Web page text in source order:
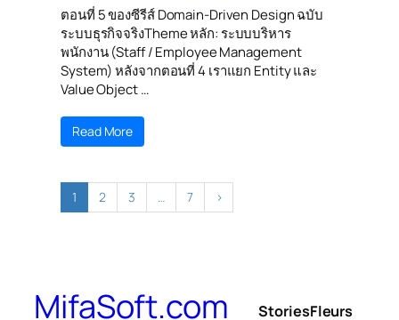
ตอนที่ 5 ของซีรีส์ Domain-Driven Design ฉบับ
ระบบธุรกิจจริงTheme หลัก: ระบบบริหาร
พนักงาน (Staff / Employee Management
System) หลังจากตอนที่ 4 เราแยก Entity และ
Value Object …
Read More
1 2 3 7 ›
MifaSoft.com StoriesFleurs